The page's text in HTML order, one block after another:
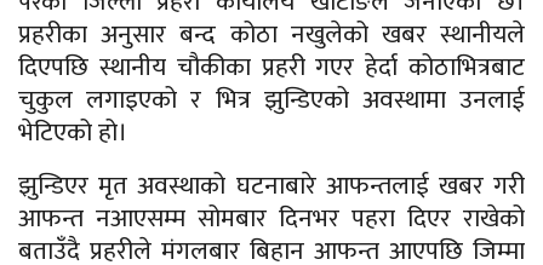
प्रहरीका अनुसार बन्द कोठा नखुलेको खबर स्थानीयले
दिएपछि स्थानीय चौकीका प्रहरी गएर हेर्दा कोठाभित्रबाट
चुकुल लगाइएको र भित्र झुन्डिएको अवस्थामा उनलाई
भेटिएको हो।
झुन्डिएर मृत अवस्थाको घटनाबारे आफन्तलाई खबर गरी
आफन्त नआएसम्म सोमबार दिनभर पहरा दिएर राखेको
बताउँदै प्रहरीले मंगलबार बिहान आफन्त आएपछि जिम्मा